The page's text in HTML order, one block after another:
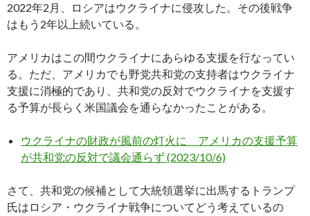
2022年2月、ロシアはウクライナに侵攻した。その後戦争
はもう2年以上続いている。
アメリカはこの間ウクライナにあらゆる支援を行なってい
る。ただ、アメリカでも野党共和党の支持者はウクライナ
支援に消極的であり、共和党の反対でウクライナを支援す
る予算が長らく米国議会を通らなかったことがある。
ウクライナの財政が風前の灯火に アメリカの支援予算
が共和党の反対で議会通らず (2023/10/6)
さて、共和党の候補として大統領選挙に出馬するトランプ
氏はロシア・ウクライナ戦争についてどう考えているの